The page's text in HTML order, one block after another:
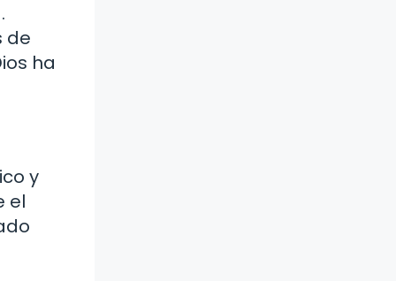
de
ha
y
el